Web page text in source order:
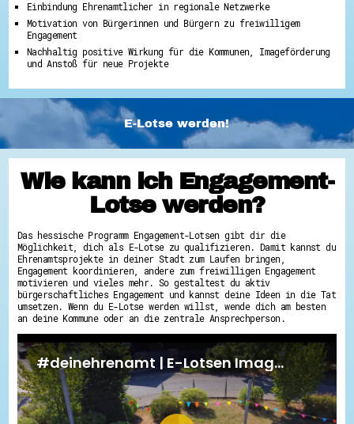
Einbindung Ehrenamtlicher in regionale Netzwerke
Motivation von Bürgerinnen und Bürgern zu freiwilligem
Engagement
Nachhaltig positive Wirkung für die Kommunen, Imageförderung
und Anstoß für neue Projekte
E-Lotse werden!
Wie kann ich Engagement-
Lotse werden?
Das hessische Programm Engagement-Lotsen gibt dir die
Möglichkeit, dich als E-Lotse zu qualifizieren. Damit kannst du
Ehrenamtsprojekte in deiner Stadt zum Laufen bringen,
Engagement koordinieren, andere zum freiwilligen Engagement
motivieren und vieles mehr. So gestaltest du aktiv
bürgerschaftliches Engagement und kannst deine Ideen in die Tat
umsetzen. Wenn du E-Lotse werden willst, wende dich am besten
an deine Kommune oder an die zentrale Ansprechperson.